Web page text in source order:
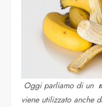
Oggi parliamo di un
viene utilizzato anche